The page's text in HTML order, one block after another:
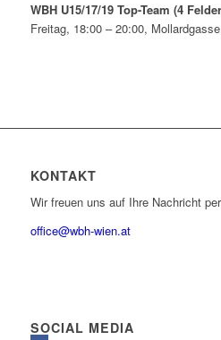
WBH U15/17/19 Top-Team (4
Freitag, 18:00 – 20:00,
KONTAKT
Wir freuen uns auf Ihre Nachricht
office@wbh-wien.at
SOCIAL MEDIA